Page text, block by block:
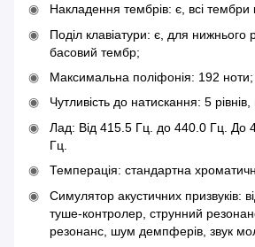
Накладення тембрів: є, всі тембри
Поділ клавіатури: є, для нижнього
басовий тембр;
Максимальна поліфонія: 192 ноти;
Чутливість до натискання: 5 рівнів,
Лад: Від 415.5 Гц. до 440.0 Гц. До
Гц.
Темперація: стандартна
Симулятор акустичних призвуків:
туше-контролер, струнний
резонанс, шум демпферів, звук